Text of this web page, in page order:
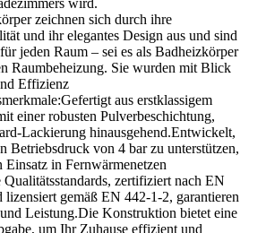
zeichnen sich durch ihre
und ihr elegantes Design aus und sind
jeden Raum – sei es als Badheizkörper
Raumbeheizung. Sie wurden mit Blick
Effizienz
aus erstklassigem
einer robusten Pulverbeschichtung,
Lackierung hinausgehend.Entwickelt,
Betriebsdruck von 4 bar zu unterstützen,
in Fernwärmenetzen
Qualitätsstandards, zertifiziert nach EN
gemäß EN 442-1-2, garantieren
Leistung.Die Konstruktion bietet eine
um Ihr Zuhause effizient und